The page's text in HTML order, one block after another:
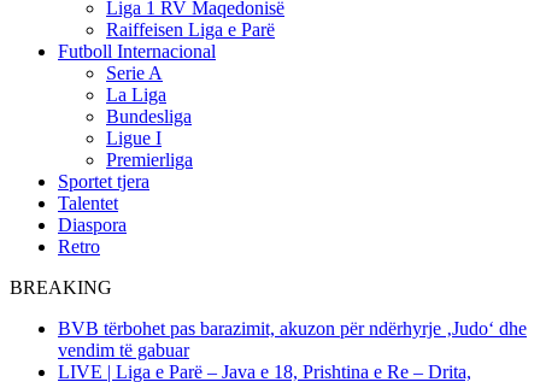
Liga 1 RV Maqedonisë
Raiffeisen Liga e Parë
Futboll Internacional
Serie A
La Liga
Bundesliga
Ligue I
Premierliga
Sportet tjera
Talentet
Diaspora
Retro
BREAKING
BVB tërbohet pas barazimit, akuzon për ndërhyrje ‚Judo‘ dhe
vendim të gabuar
LIVE | Liga e Parë – Java e 18, Prishtina e Re – Drita,